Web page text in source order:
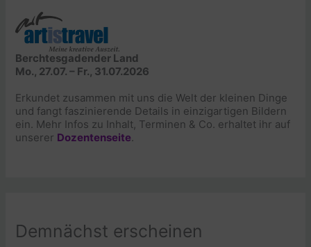
Berchtesgadender Land
Mo., 27.07. – Fr., 31.07.2026
Erkundet zusammen mit uns die Welt der kleinen Dinge
und fangt faszinierende Details in einzigartigen Bildern
ein. Mehr Infos zu Inhalt, Terminen & Co. erhaltet ihr auf
unserer Dozentenseite
Demnächst erscheinen